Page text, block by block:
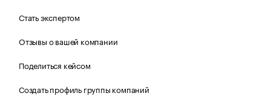
Стать экспертом
Отзывы о вашей компании
Поделиться кейсом
Создать профиль группы компаний